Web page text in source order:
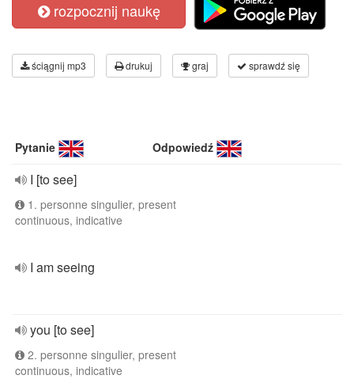
rozpocznij naukę
ściągnij mp3 drukuj graj sprawdź się
Pytanie Odpowiedź
I [to see]
1. personne singulier, present
continuous, indicative
I am seeing
you [to see]
2. personne singulier, present
continuous, indicative